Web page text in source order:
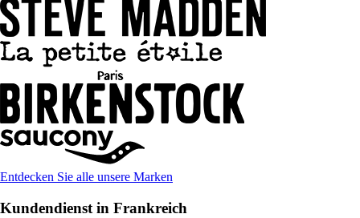
Entdecken Sie alle unsere Marken
Kundendienst in Frankreich